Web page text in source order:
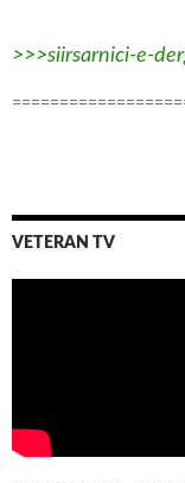
>>>siirsarnici-e-
VETERAN TV